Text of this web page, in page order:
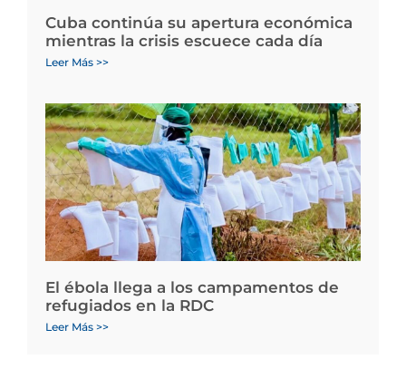
Cuba continúa su apertura económica
mientras la crisis escuece cada día
Leer Más >>
El ébola llega a los campamentos de
refugiados en la RDC
Leer Más >>